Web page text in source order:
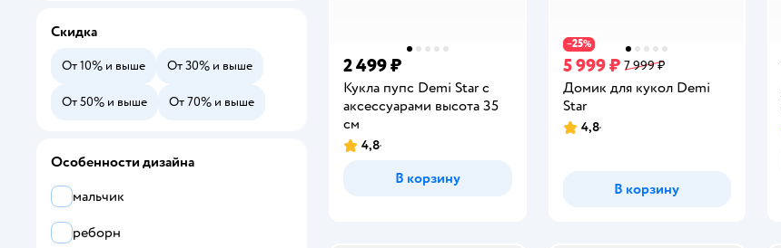
2 499 ₽
Кукла пупс Demi Star с
аксессуарами высота 35
см
Рейтинг:
4,8
В корзину
−25%
5 999 ₽ 7 999 ₽
Домик для кукол Demi
Star
Рейтинг:
4,8
В корзину
Bayer
BE LOVED babies
Bolalar
Скидка
От 10% и выше От 30% и выше
От 50% и выше От 70% и выше
Особенности дизайна
мальчик
реборн